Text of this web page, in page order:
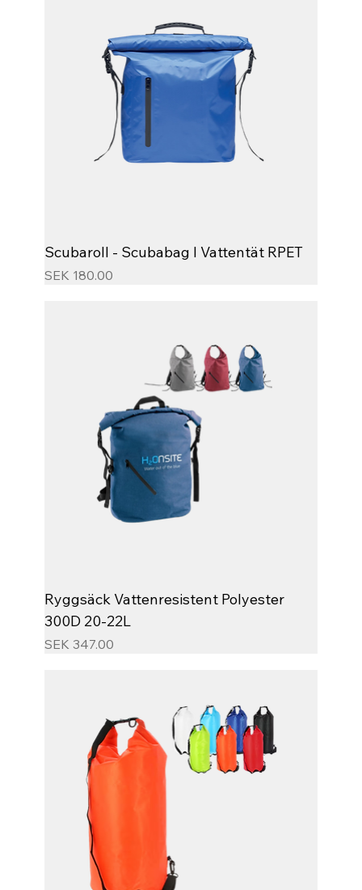
Scubaroll - Scubabag I Vattentät RPET
Price
SEK 180.00
Ryggsäck Vattenresistent Polyester
300D 20-22L
Price
SEK 347.00